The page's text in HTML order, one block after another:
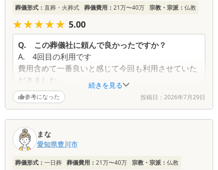
続きを見る
葬儀形式： 直葬・火葬式 葬儀費用： 21万〜40万 宗教・宗派： 仏教
★★★★★
★★★★★ 5.00
Q. この葬儀社に頼んで良かったですか？
A. 4回目の利用です
費用含めて一番良いと感じて今回も利用させていた
だきました。
担当者の方も良くしていただき安心してお任せでき
ました。
Q.この葬儀社が改善するべき点はありますか？
A.無し
Q.
A.無し
参考になった 投稿日： 2026年7月29日
まな
愛知県豊川市
葬儀形式： 一日葬 葬儀費用： 21万〜40万 宗教・宗派： 仏教